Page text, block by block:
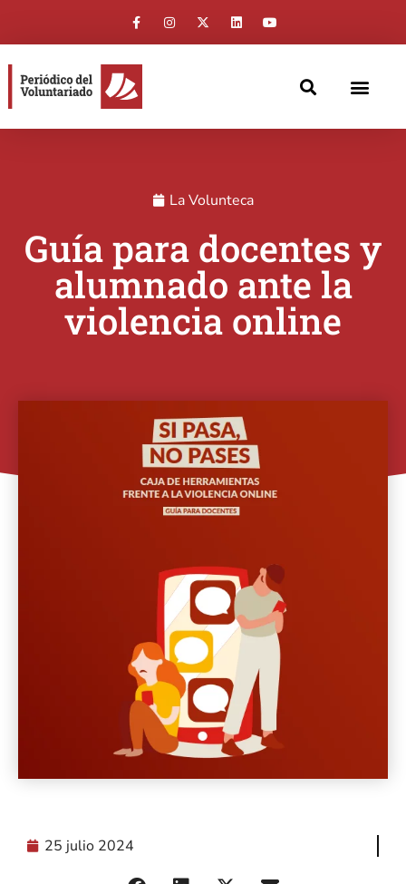
La Volunteca
Guía para docentes y
alumnado ante la
violencia online
25 julio 2024